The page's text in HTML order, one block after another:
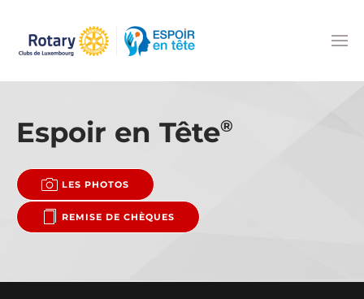
Accéder au contenu principal
Espoir en Tête®
LES PHOTOS
REMISE DE CHÈQUES